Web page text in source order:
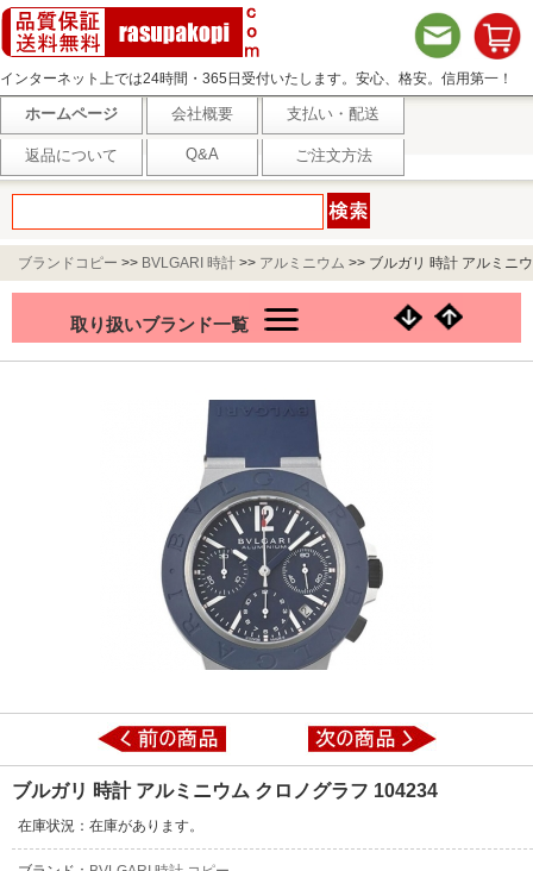
インターネット上では24時間・365日受付いたします。安心、格安。信用第一！
ホームページ 会社概要 支払い・配送
返品について Q&A ご注文方法
ブランドコピー >> BVLGARI 時計 >> アルミニウム >> ブルガリ 時計 アルミニウ
取り扱いブランド一覧
ブルガリ 時計 アルミニウム クロノグラフ 104234
在庫状況：在庫があります。